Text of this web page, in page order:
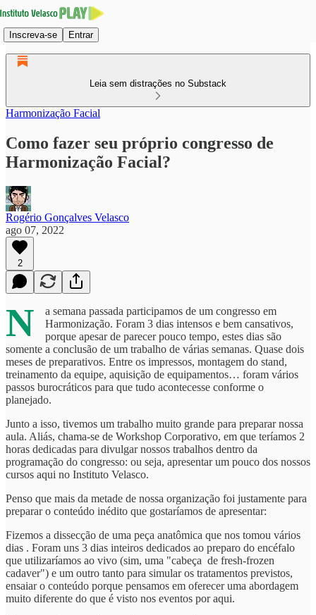
Inscreva-se Entrar
Leia sem distrações no Substack
Harmonização Facial
Como fazer seu próprio congresso de
Harmonização Facial?
Rogério Gonçalves Velasco
ago 07, 2022
2
N
a semana passada participamos de um congresso em
Harmonização. Foram 3 dias intensos e bem cansativos,
porque apesar de parecer pouco tempo, estes dias são
somente a conclusão de um trabalho de várias semanas. Quase dois
meses de preparativos. Entre os impressos, montagem do stand,
treinamento da equipe, aquisição de equipamentos… foram vários
passos burocráticos para que tudo acontecesse conforme o
planejado.
Junto a isso, tivemos um trabalho muito grande para preparar nossa
aula. Aliás, chama-se de Workshop Corporativo, em que teríamos 2
horas dedicadas para divulgar nossos trabalhos dentro da
programação do congresso: ou seja, apresentar um pouco dos nossos
cursos aqui no Instituto Velasco.
Penso que mais da metade de nossa organização foi justamente para
preparar o conteúdo inédito que gostaríamos de apresentar:
Fizemos a dissecção de uma peça anatômica que nos tomou vários
dias . Foram uns 3 dias inteiros dedicados ao preparo do encéfalo
que utilizaríamos ao vivo (sim, uma "cabeça de fresh-frozen
cadaver") e um outro tanto para simular os tratamentos previstos,
ensaiar o conteúdo porque pensamos em oferecer uma abordagem
muito diferente do que é visto nos eventos por aqui.